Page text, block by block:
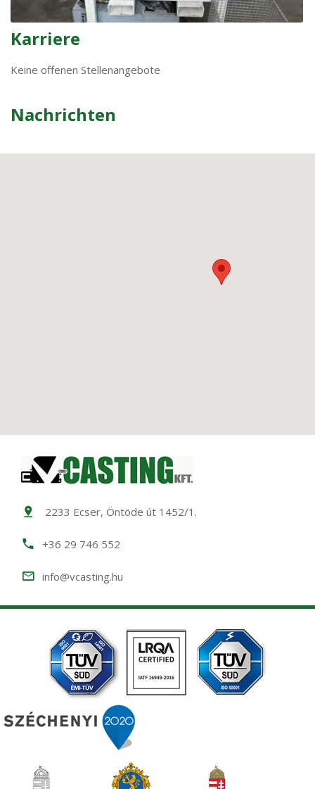
Karriere
Keine offenen Stellenangebote
Nachrichten
2233 Ecser, Öntöde út 1452/1.
+36 29 746 552
info@vcasting.hu